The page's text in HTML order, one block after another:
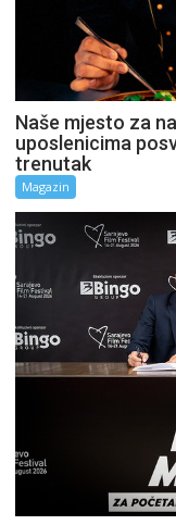
Naše mjesto za
uposlenicima
trenutak
Magazin